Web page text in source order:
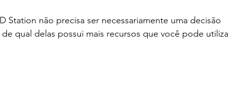
Station não precisa ser necessariamente uma decisão
qual delas possui mais recursos que você pode